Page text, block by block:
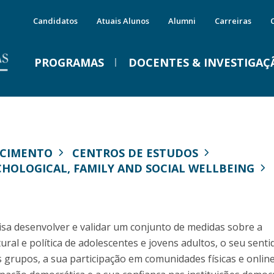
Candidatos Atuais Alunos Alumni Carreiras
PROGRAMAS
Porquê escolher um Mestrado na FCH?
Vida no Campus
MYFCH Mestrados
Doutoramentos
DOCENTES &
Estudos de Cultura
Filosofia
Instituto de Estudos da Família
Instituto de Estudos Asiáticos
Precisamos de férias!
Qua, 29 Jul 2026 - 09:59 Visão
MYFCH Mestrados
MYFCH Doutoramentos
CENTROS DE ESTUDOS
FAMILY AND SOCIAL WELLBEING
desenvolver e validar um conjunto de medidas sobre a
e política de adolescentes e jovens adultos, o seu
a sua participação em comunidades físicas e